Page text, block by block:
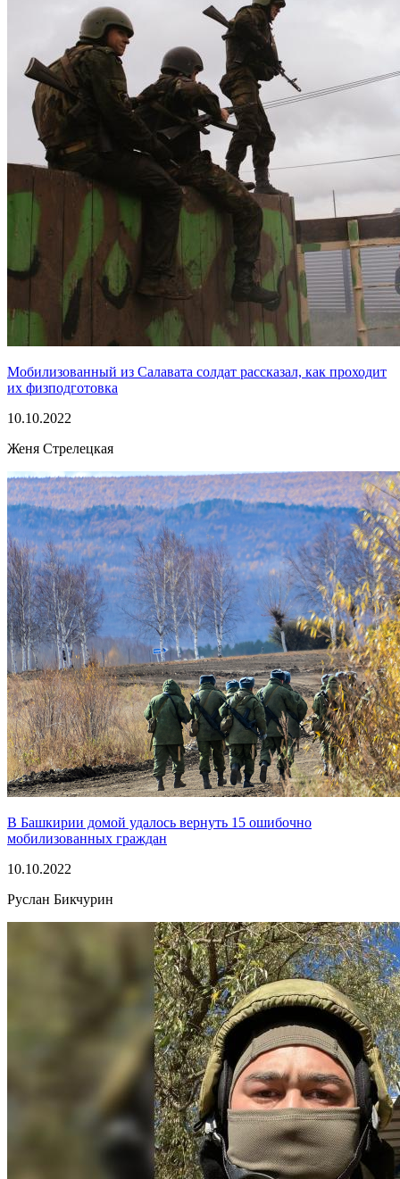
Мобилизованный из Салавата солдат рассказал, как проходит
их физподготовка
10.10.2022
Женя Стрелецкая
В Башкирии домой удалось вернуть 15 ошибочно
мобилизованных граждан
10.10.2022
Руслан Бикчурин